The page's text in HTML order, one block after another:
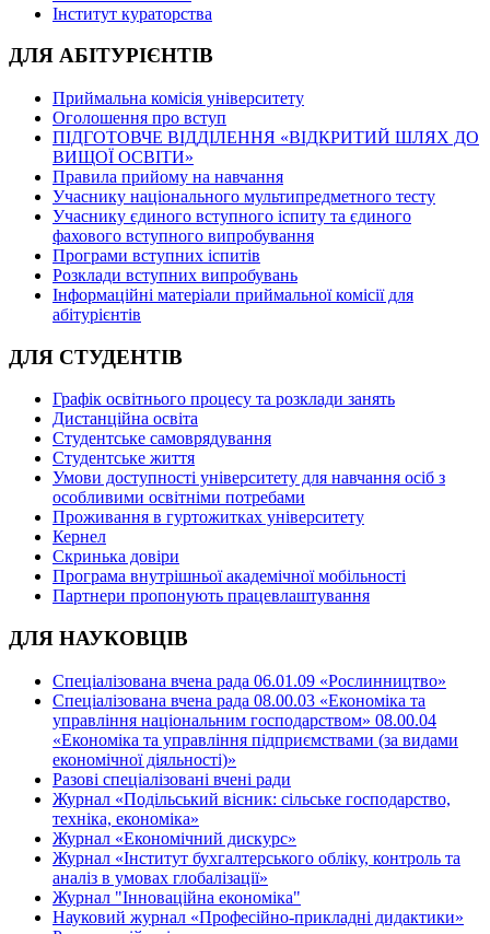
Інститут кураторства
ДЛЯ АБІТУРІЄНТІВ
Приймальна комісія університету
Оголошення про вступ
ПІДГОТОВЧЕ ВІДДІЛЕННЯ «ВІДКРИТИЙ ШЛЯХ ДО
ВИЩОЇ ОСВІТИ»
Правила прийому на навчання
Учаснику національного мультипредметного тесту
Учаснику єдиного вступного іспиту та єдиного
фахового вступного випробування
Програми вступних іспитів
Розклади вступних випробувань
Інформаційні матеріали приймальної комісії для
абітурієнтів
ДЛЯ СТУДЕНТІВ
Графік освітнього процесу та розклади занять
Дистанційна освіта
Студентське самоврядування
Студентське життя
Умови доступності університету для навчання осіб з
особливими освітніми потребами
Проживання в гуртожитках університету
Кернел
Скринька довіри
Програма внутрішньої академічної мобільності
Партнери пропонують працевлаштування
ДЛЯ НАУКОВЦІВ
Спеціалізована вчена рада 06.01.09 «Рослинництво»
Спеціалізована вчена рада 08.00.03 «Економіка та
управління національним господарством» 08.00.04
«Економіка та управління підприємствами (за видами
економічної діяльності)»
Разові спеціалізовані вчені ради
Журнал «Подільський вісник: сільське господарство,
техніка, економіка»
Журнал «Економічний дискурс»
Журнал «Інститут бухгалтерського обліку, контроль та
аналіз в умовах глобалізації»
Журнал "Інноваційна економіка"
Науковий журнал «Професійно-прикладні дидактики»